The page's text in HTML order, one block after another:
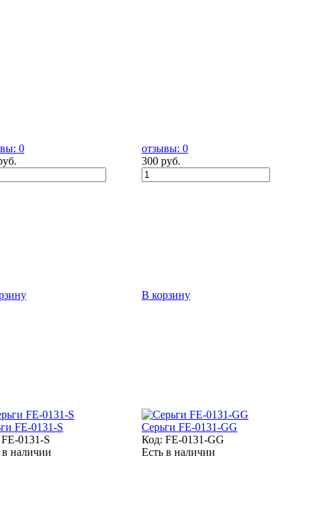
0
отзывы: 0
300 руб.
В корзину
FE-0131-S
FE-0131-S
в наличии
Серьги FE-0131-GG
Код: FE-0131-GG
Есть в наличии